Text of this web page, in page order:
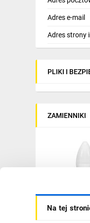
Na tej
Adres e-mail
Adres strony
PLIKI I
ZAMIENNIKI
Żarówka LED
CLASSIC E27